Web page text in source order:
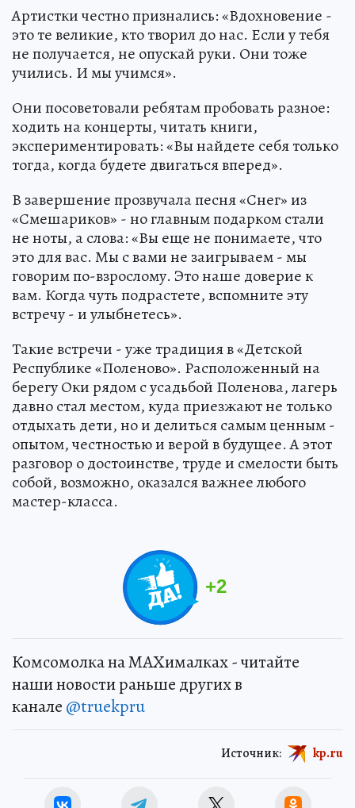
Артистки честно признались: «Вдохновение -
это те великие, кто творил до нас. Если у тебя
не получается, не опускай руки. Они тоже
учились. И мы учимся».
Они посоветовали ребятам пробовать разное:
ходить на концерты, читать книги,
экспериментировать: «Вы найдете себя только
тогда, когда будете двигаться вперед».
В завершение прозвучала песня «Снег» из
«Смешариков» - но главным подарком стали
не ноты, а слова: «Вы еще не понимаете, что
это для вас. Мы с вами не заигрываем - мы
говорим по-взрослому. Это наше доверие к
вам. Когда чуть подрастете, вспомните эту
встречу - и улыбнетесь».
Такие встречи - уже традиция в «Детской
Республике «Поленово». Расположенный на
берегу Оки рядом с усадьбой Поленова, лагерь
давно стал местом, куда приезжают не только
отдыхать дети, но и делиться самым ценным -
опытом, честностью и верой в будущее. А этот
разговор о достоинстве, труде и смелости быть
собой, возможно, оказался важнее любого
мастер-класса.
+2
Комсомолка на MAXималках - читайте
наши новости раньше других в
канале @truekpru
Источник: kp.ru